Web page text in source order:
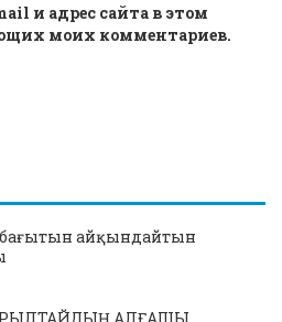
и адрес сайта в этом
моих комментариев.
айқындайтын